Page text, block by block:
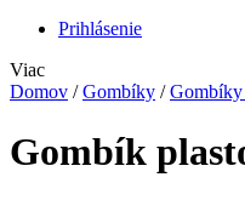
Prihlásenie
Viac
Domov / Gombíky / Gombíky
Gombík